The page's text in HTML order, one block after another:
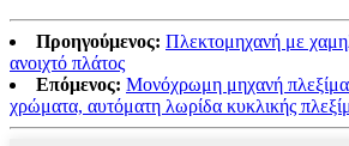
Προηγούμενος: Πλεκτομηχανή με
ανοιχτό πλάτος
Επόμενος: Μονόχρωμη μηχανή
χρώματα, αυτόματη λωρίδα κυκλικής